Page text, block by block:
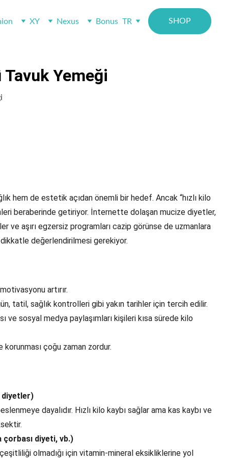
XY Nexus Bonus TR SHOP
Tavuk Yemeği
hem de estetik açıdan önemli bir hedef. Ancak “hızlı kilo
beraberinde getiriyor. İnternette dolaşan mucize diyetler,
ve aşırı egzersiz programları cazip görünse de uzmanlara
değerlendirilmesi gerekiyor.
artırır.
tatil, sağlık kontrolleri gibi yakın tarihler için tercih edilir.
ve sosyal medya paylaşımları kişileri kısa sürede kilo
korunması çoğu zaman zordur.
diyetler)
dayalıdır. Hızlı kilo kaybı sağlar ama kas kaybı ve
diyeti, vb.)
olmadığı için vitamin-mineral eksikliklerine yol